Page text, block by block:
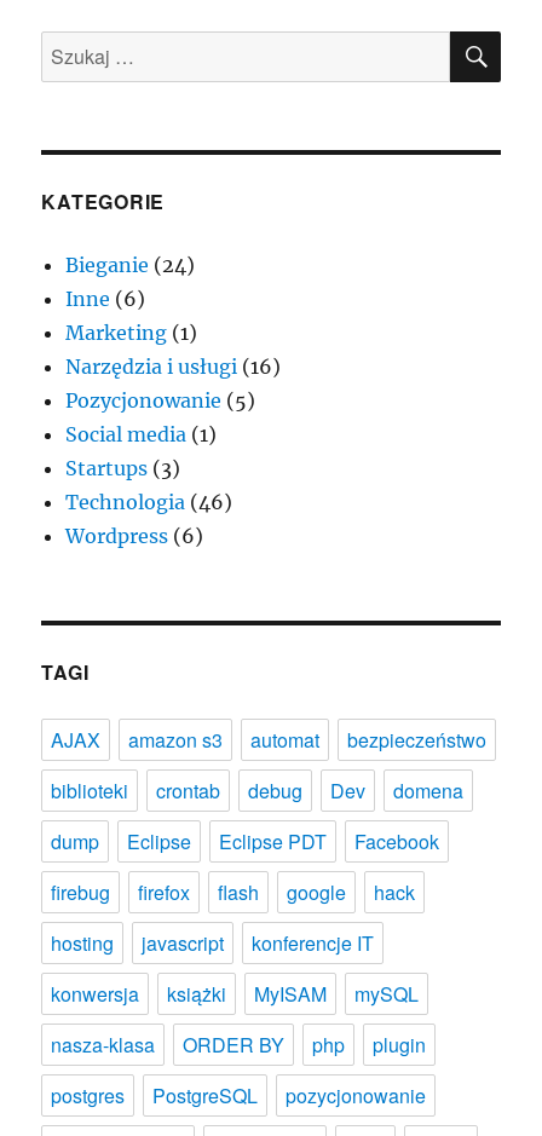
Szukaj:
KATEGORIE
Bieganie (24)
Inne (6)
Marketing (1)
Narzędzia i usługi (16)
Pozycjonowanie (5)
Social media (1)
Startups (3)
Technologia (46)
Wordpress (6)
TAGI
AJAX amazon s3 automat
bezpieczeństwo
biblioteki
crontab debug Dev
domena
dump
Eclipse Eclipse PDT
Facebook
firebug
firefox flash google
hack
hosting
javascript
konferencje IT
konwersja
książki MyISAM
mySQL
nasza-klasa
ORDER BY php
plugin
postgres
PostgreSQL
pozycjonowanie